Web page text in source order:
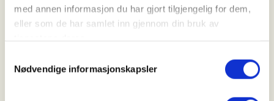
med annen informasjon du har gjort tilgjengelig for dem,
eller som de har samlet inn gjennom din bruk av
Nødvendige informasjonskapsler
Prosjekt Nordlandsruta -
Fellestur IV (av 5 planlagte)
17:30 - 20:00